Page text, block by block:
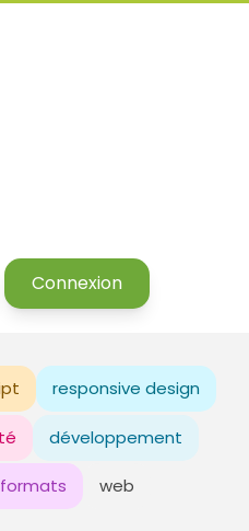
Connexion
responsive design
développement
formats web